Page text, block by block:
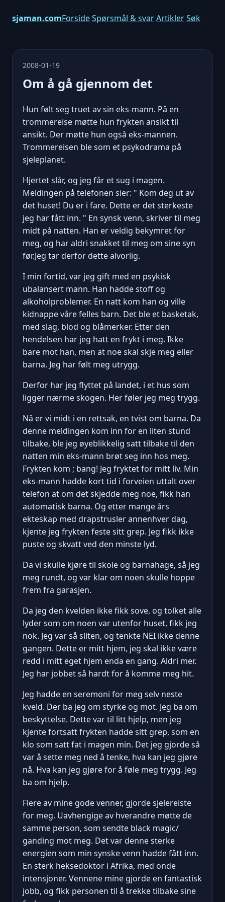
sjaman.comForsideSpørsmål & svarArtiklerSøk
2008-01-19
Om å gå gjennom det
Hun følt seg truet av sin eks-mann. På en
trommereise møtte hun frykten ansikt til
ansikt. Der møtte hun også eks-mannen.
Trommereisen ble som et psykodrama på
sjeleplanet.
Hjertet slår, og jeg får et sug i magen.
Meldingen på telefonen sier: " Kom deg ut av
det huset! Du er i fare. Dette er det sterkeste
jeg har fått inn. " En synsk venn, skriver til meg
midt på natten. Han er veldig bekymret for
meg, og har aldri snakket til meg om sine syn
før.Jeg tar derfor dette alvorlig.
I min fortid, var jeg gift med en psykisk
ubalansert mann. Han hadde stoff og
alkoholproblemer. En natt kom han og ville
kidnappe våre felles barn. Det ble et basketak,
med slag, blod og blåmerker. Etter den
hendelsen har jeg hatt en frykt i meg. Ikke
bare mot han, men at noe skal skje meg eller
barna. Jeg har følt meg utrygg.
Derfor har jeg flyttet på landet, i et hus som
ligger nærme skogen. Her føler jeg meg trygg.
Nå er vi midt i en rettsak, en tvist om barna. Da
denne meldingen kom inn for en liten stund
tilbake, ble jeg øyeblikkelig satt tilbake til den
natten min eks-mann brøt seg inn hos meg.
Frykten kom ; bang! Jeg fryktet for mitt liv. Min
eks-mann hadde kort tid i forveien uttalt over
telefon at om det skjedde meg noe, fikk han
automatisk barna. Og etter mange års
ekteskap med drapstrusler annenhver dag,
kjente jeg frykten feste sitt grep. Jeg fikk ikke
puste og skvatt ved den minste lyd.
Da vi skulle kjøre til skole og barnahage, så jeg
meg rundt, og var klar om noen skulle hoppe
frem fra garasjen.
Da jeg den kvelden ikke fikk sove, og tolket alle
lyder som om noen var utenfor huset, fikk jeg
nok. Jeg var så sliten, og tenkte NEI ikke denne
gangen. Dette er mitt hjem, jeg skal ikke være
redd i mitt eget hjem enda en gang. Aldri mer.
Jeg har jobbet så hardt for å komme meg hit.
Jeg hadde en seremoni for meg selv neste
kveld. Der ba jeg om styrke og mot. Jeg ba om
beskyttelse. Dette var til litt hjelp, men jeg
kjente fortsatt frykten hadde sitt grep, som en
klo som satt fat i magen min. Det jeg gjorde så
var å sette meg ned å tenke, hva kan jeg gjøre
nå. Hva kan jeg gjøre for å føle meg trygg. Jeg
ba om hjelp.
Flere av mine gode venner, gjorde sjelereiste
for meg. Uavhengige av hverandre møtte de
samme person, som sendte black magic/
ganding mot meg. Det var denne sterke
energien som min synske venn hadde fått inn.
En sterk heksedoktor i Afrika, med onde
intensjoner. Vennene mine gjorde en fantastisk
jobb, og fikk personen til å trekke tilbake sine